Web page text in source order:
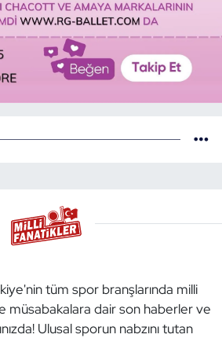
tüm spor branşlarında milli
müsabakalara dair son haberler ve
Ulusal sporun nabzını tutan